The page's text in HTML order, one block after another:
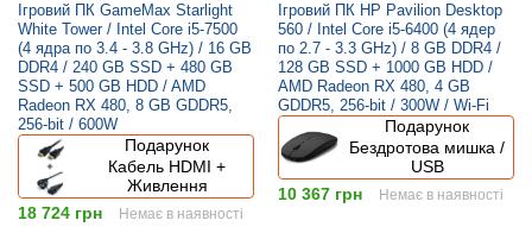
Ігровий ПК GameMax Starlight
White Tower / Intel Core i5-7500
(4 ядра по 3.4 - 3.8 GHz) / 16 GB
DDR4 / 240 GB SSD + 480 GB
SSD + 500 GB HDD / AMD
Radeon RX 480, 8 GB GDDR5,
256-bit / 600W
Подарунок
Кабель HDMI +
Живлення
18 724 грн
Немає в наявності
Ігровий ПК HP Pavilion Desktop
560 / Intel Core i5-6400 (4 ядер
по 2.7 - 3.3 GHz) / 8 GB DDR4 /
128 GB SSD + 1000 GB HDD /
AMD Radeon RX 480, 4 GB
GDDR5, 256-bit / 300W / Wi-Fi
Подарунок
Бездротова мишка /
USB
10 367 грн
Немає в наявності